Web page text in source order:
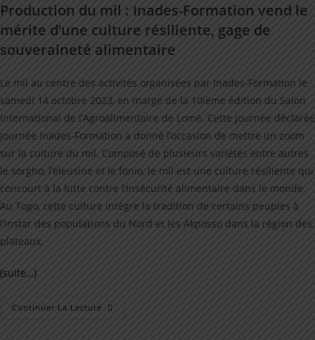
Production du mil : Inades-Formation vend le
mérite d’une culture résiliente, gage de
souveraineté alimentaire
Le mil au centre des activités organisées par Inades-Formation le
samedi 14 octobre 2023, en marge de la 10ième édition du Salon
International de l’Agroalimentaire de Lomé. Cette journée déclarée
Journée Inades-Formation a donné l’occasion de mettre un zoom
sur la culture du mil. Composé de plusieurs variétés entre autres
le sorgho, l’eleusine et le fonio, le mil est une culture résiliente qui
concourt à la lutte contre l’insécurité alimentaire dans le monde.
Au Togo, cette culture intègre la tradition de certains peuples à
l’instar des populations du Nord et les Akposso dans la région des
plateaux.
(suite…)
Continuer La Lecture